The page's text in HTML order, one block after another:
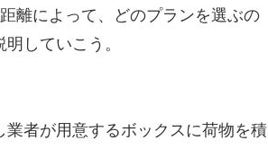
離によって、どのプランを選ぶの
していこう。
者が用意するボックスに荷物を積